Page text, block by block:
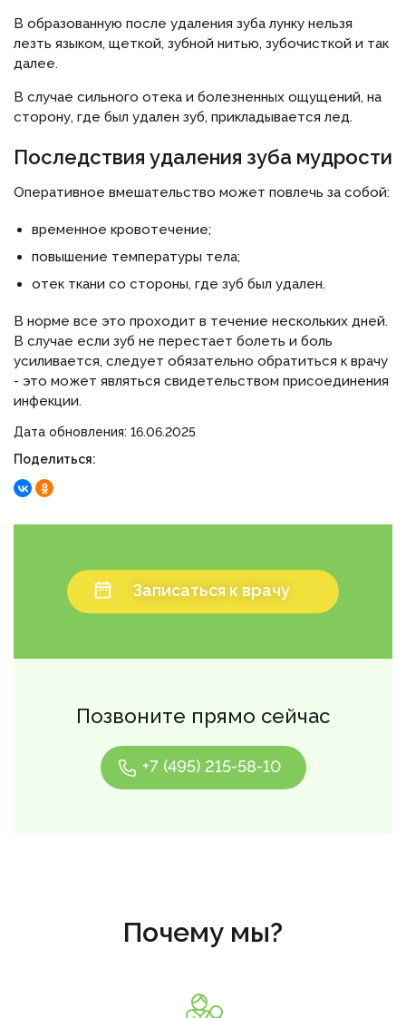
В образованную после удаления зуба лунку нельзя
лезть языком, щеткой, зубной нитью, зубочисткой и так
далее.
В случае сильного отека и болезненных ощущений, на
сторону, где был удален зуб, прикладывается лед.
Последствия удаления зуба мудрости
Оперативное вмешательство может повлечь за собой:
временное кровотечение;
повышение температуры тела;
отек ткани со стороны, где зуб был удален.
В норме все это проходит в течение нескольких дней.
В случае если зуб не перестает болеть и боль
усиливается, следует обязательно обратиться к врачу
- это может являться свидетельством присоединения
инфекции.
Дата обновления: 16.06.2025
Поделиться:
Позвоните прямо сейчас
+7 (495) 215-58-10
Записаться к врачу
Почему мы?